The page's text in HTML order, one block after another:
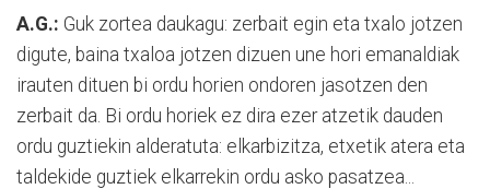
A.G.: Guk zortea daukagu: zerbait egin eta txalo jotzen
digute, baina txaloa jotzen dizuen une hori emanaldiak
irauten dituen bi ordu horien ondoren jasotzen den
zerbait da. Bi ordu horiek ez dira ezer atzetik dauden
ordu guztiekin alderatuta: elkarbizitza, etxetik atera eta
taldekide guztiek elkarrekin ordu asko pasatzea...